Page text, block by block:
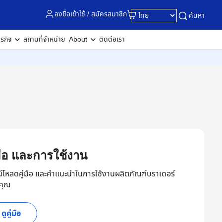
ลงชื่อเข้าใช้ / สมัครสมาชิก ค้นหา
กิจ สถานที่จำหน่าย About ติดต่อเรา
และการใช้งาน
หลดคู่มือ และคำแนะนำในการใช้งานผลิตภัณฑ์บราเดอร์
ณ
ดูคู่มือ